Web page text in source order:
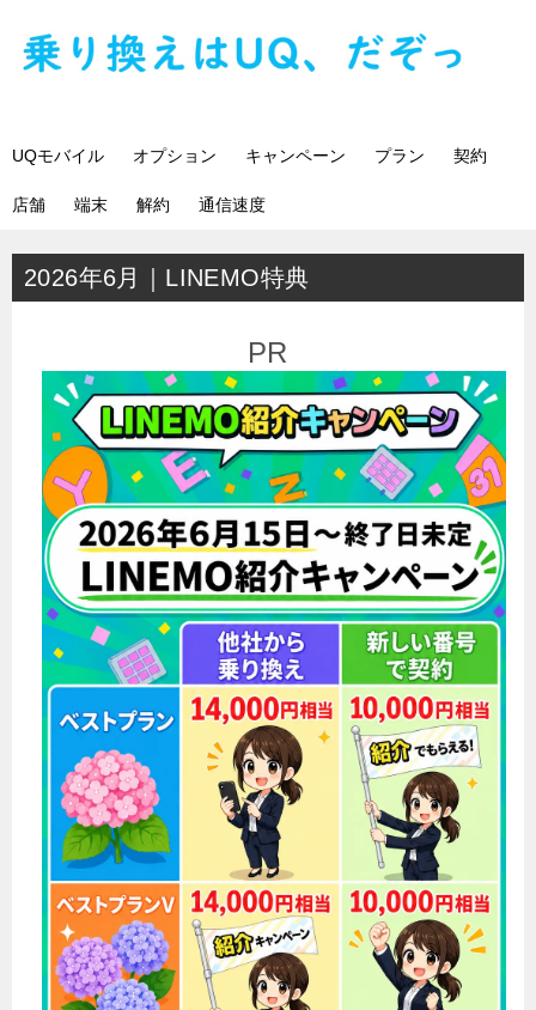
UQモバイル オプション キャンペーン プラン 契約
店舗 端末 解約 通信速度
2026年6月｜LINEMO特典
PR